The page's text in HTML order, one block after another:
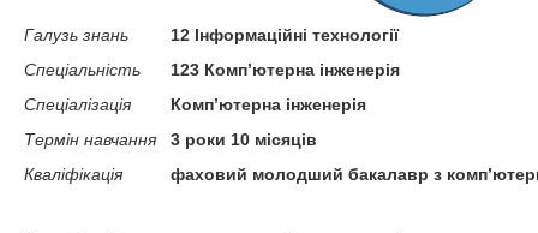
Галузь знань
12 Інформаційні технології
Спеціальність
123 Комп’ютерна інженерія
Спеціалізація
Комп’ютерна інженерія
Термін навчання
3 роки 10 місяців
Кваліфікація
фаховий молодший бакалавр з